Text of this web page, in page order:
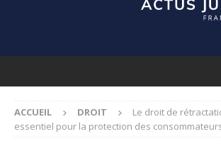
ACCUEIL DROIT
Le droit de
essentiel pour la protection des